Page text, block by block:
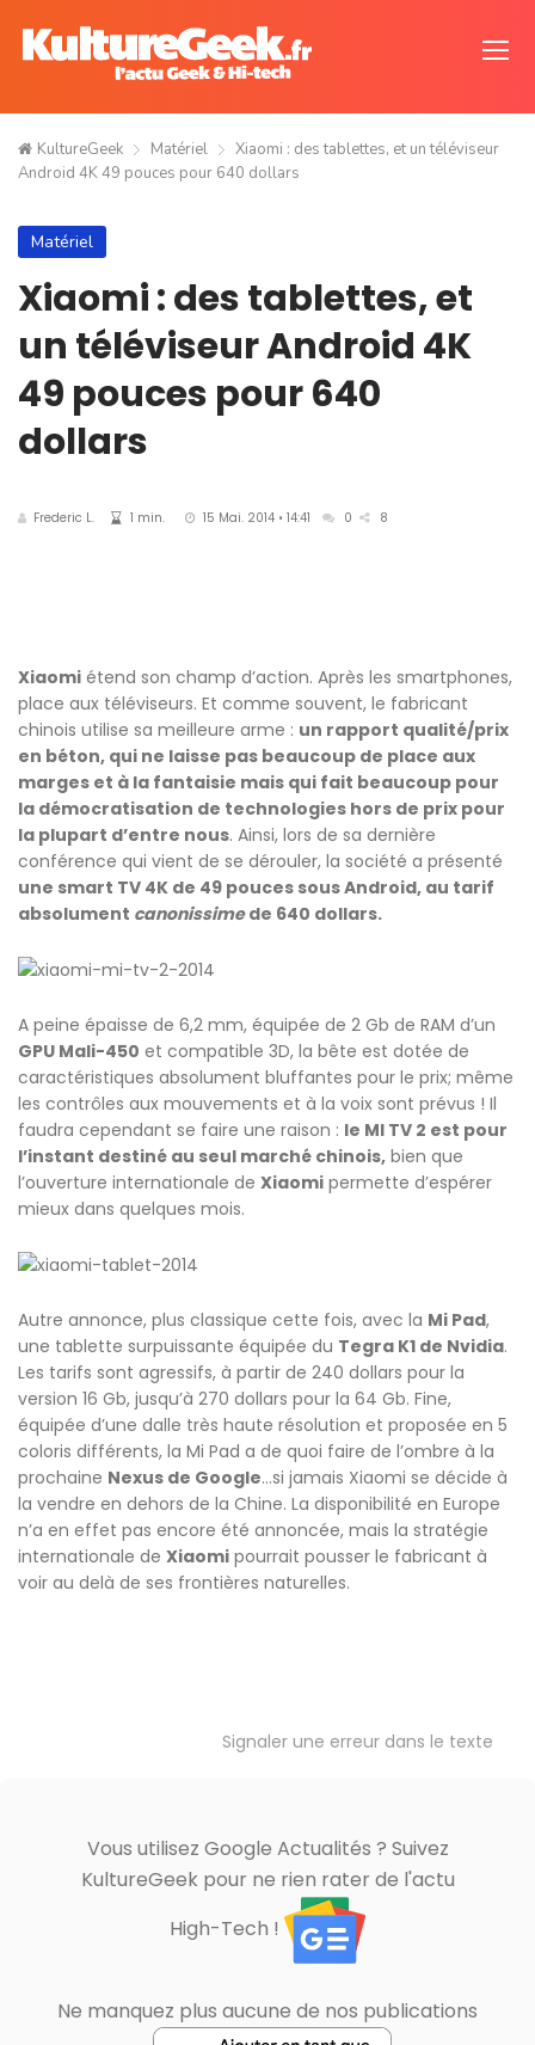
KultureGeek Matériel
Xiaomi : des tablettes, et un téléviseur
Android 4K 49 pouces pour 640 dollars
Matériel
Xiaomi : des tablettes, et
un téléviseur Android 4K
49 pouces pour 640
dollars
Frederic L. 1 min. 15 Mai. 2014 • 14:41 0 8
Xiaomi étend son champ d’action. Après les smartphones,
place aux téléviseurs. Et comme souvent, le fabricant
chinois utilise sa meilleure arme : un rapport qualité/prix
en béton, qui ne laisse pas beaucoup de place aux
marges et à la fantaisie mais qui fait beaucoup pour
la démocratisation de technologies hors de prix pour
la plupart d’entre nous. Ainsi, lors de sa dernière
conférence qui vient de se dérouler, la société a présenté
une smart TV 4K de 49 pouces sous Android, au tarif
absolument canonissimede 640 dollars.
A peine épaisse de 6,2 mm, équipée de 2 Gb de RAM d’un
GPU Mali-450 et compatible 3D, la bête est dotée de
caractéristiques absolument bluffantes pour le prix; même
les contrôles aux mouvements et à la voix sont prévus ! Il
faudra cependant se faire une raison : le MI TV 2 est pour
l’instant destiné au seul marché chinois, bien que
l’ouverture internationale de Xiaomi permette d’espérer
mieux dans quelques mois.
Autre annonce, plus classique cette fois, avec la Mi Pad,
une tablette surpuissante équipée du Tegra K1 de Nvidia.
Les tarifs sont agressifs, à partir de 240 dollars pour la
version 16 Gb, jusqu’à 270 dollars pour la 64 Gb. Fine,
équipée d’une dalle très haute résolution et proposée en 5
coloris différents, la Mi Pad a de quoi faire de l’ombre à la
prochaine Nexus de Google…si jamais Xiaomi se décide à
la vendre en dehors de la Chine. La disponibilité en Europe
n’a en effet pas encore été annoncée, mais la stratégie
internationale de Xiaomi pourrait pousser le fabricant à
voir au delà de ses frontières naturelles.
Signaler une erreur dans le texte
Vous utilisez Google Actualités ? Suivez
KultureGeek pour ne rien rater de l'actu
High-Tech !
Ne manquez plus aucune de nos publications